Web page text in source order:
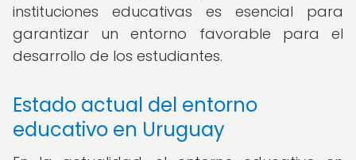
instituciones educativas es esencial para
garantizar un entorno favorable para el
desarrollo de los estudiantes.
Estado actual del entorno
educativo en Uruguay